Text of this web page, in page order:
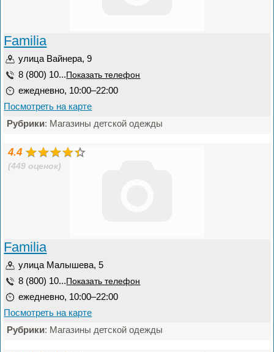
Familia
улица Вайнера, 9
8 (800) 10... Показать телефон
ежедневно, 10:00–22:00
Посмотреть на карте
Рубрики: Магазины детской одежды
4.4
(449 оценок)
Familia
улица Малышева, 5
8 (800) 10... Показать телефон
ежедневно, 10:00–22:00
Посмотреть на карте
Рубрики: Магазины детской одежды